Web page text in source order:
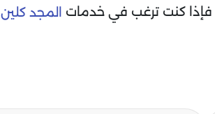
فإذا كنت ترغب في خدمات المجد كلين